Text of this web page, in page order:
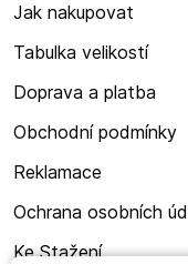
Jak nakupovat
Tabulka velikostí
Doprava a platba
Obchodní podmínky
Reklamace
Ochrana osobních
Ke Stažení